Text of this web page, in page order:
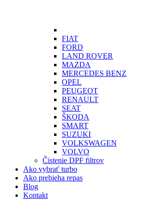
FIAT
FORD
LAND ROVER
MAZDA
MERCEDES BENZ
OPEL
PEUGEOT
RENAULT
SEAT
ŠKODA
SMART
SUZUKI
VOLKSWAGEN
VOLVO
Čistenie DPF filtrov
Ako vybrať turbo
Ako prebieha repas
Blog
Kontakt